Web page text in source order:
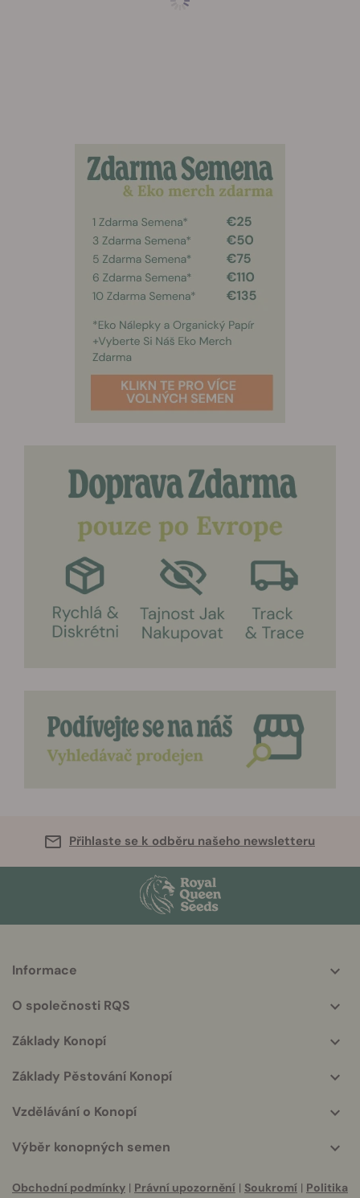
Přihlaste se k odběru našeho newsletteru
info
Informace
O společnosti RQS
Základy Konopí
Základy Pěstování Konopí
Vzdělávání o Konopí
Výběr konopných semen
Obchodní podmínky | Právní upozornění | Soukromí | Politika